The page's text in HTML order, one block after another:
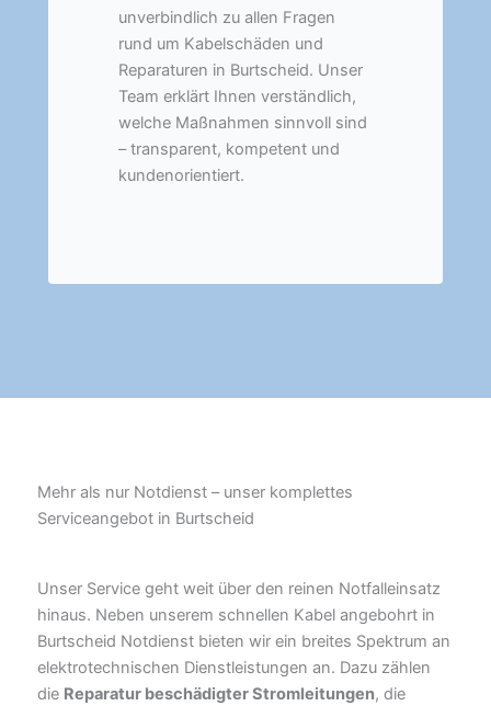
unverbindlich zu allen Fragen
rund um Kabelschäden und
Reparaturen in Burtscheid. Unser
Team erklärt Ihnen verständlich,
welche Maßnahmen sinnvoll sind
– transparent, kompetent und
kundenorientiert.
Mehr als nur Notdienst – unser komplettes
Serviceangebot in Burtscheid
Unser Service geht weit über den reinen Notfalleinsatz
hinaus. Neben unserem schnellen Kabel angebohrt in
Burtscheid Notdienst bieten wir ein breites Spektrum an
elektrotechnischen Dienstleistungen an. Dazu zählen
die Reparatur beschädigter Stromleitungen, die